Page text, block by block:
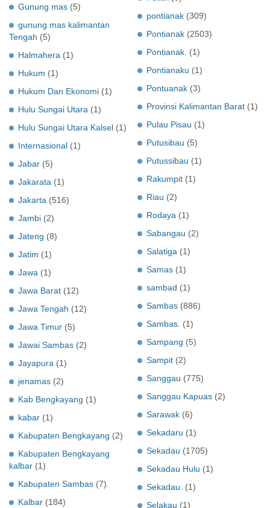
Gunung mas (5)
gunung mas kalimantan
Tengah (5)
Halmahera (1)
Hukum (1)
Hukum Dan Ekonomi (1)
Hulu Sungai Utara (1)
Hulu Sungai Utara Kalsel (1)
Internasional (1)
Jabar (5)
Jakarata (1)
Jakarta (516)
Jambi (2)
Jateng (8)
Jatim (1)
Jawa (1)
Jawa Barat (12)
Jawa Tengah (12)
Jawa Timur (5)
Jawai Sambas (2)
Jayapura (1)
jenamas (2)
Kab Bengkayang (1)
kabar (1)
Kabupaten Bengkayang (2)
Kabupaten Bengkayang
kalbar (1)
Kabupaten Sambas (7)
Kalbar (184)
pontianak (309)
Pontianak (2503)
Pontianak. (1)
Pontianaku (1)
Pontuanak (3)
Provinsi Kalimantan Barat (1)
Pulau Pisau (1)
Putusibau (5)
Putussibau (1)
Rakumpit (1)
Riau (2)
Rodaya (1)
Sabangau (2)
Salatiga (1)
Samas (1)
sambad (1)
Sambas (886)
Sambas. (1)
Sampang (5)
Sampit (2)
Sanggau (775)
Sanggau Kapuas (2)
Sarawak (6)
Sekadaru (1)
Sekadau (1705)
Sekadau Hulu (1)
Sekadau.
(1)
Selakau (1)